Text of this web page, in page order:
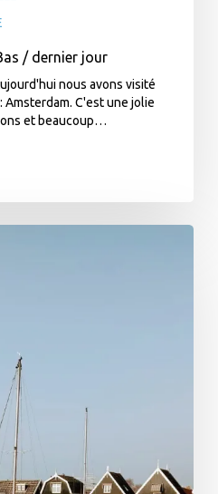
/ dernier jour
nous avons visité
Amsterdam. C'est une jolie
et beaucoup…